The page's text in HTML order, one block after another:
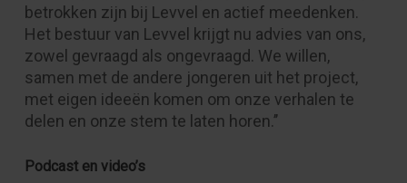
betrokken zijn bij Levvel en actief meedenken.
Het bestuur van Levvel krijgt nu advies van ons,
zowel gevraagd als ongevraagd. We willen,
samen met de andere jongeren uit het project,
met eigen ideeën komen om onze verhalen te
delen en onze stem te laten horen.’’
Podcast en video’s